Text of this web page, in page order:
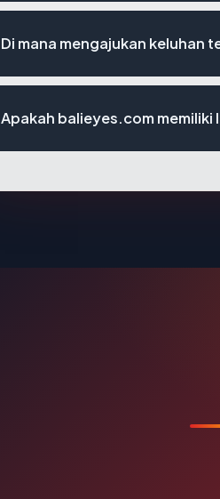
Di mana mengajukan keluhan
Apakah balieyes.com memiliki